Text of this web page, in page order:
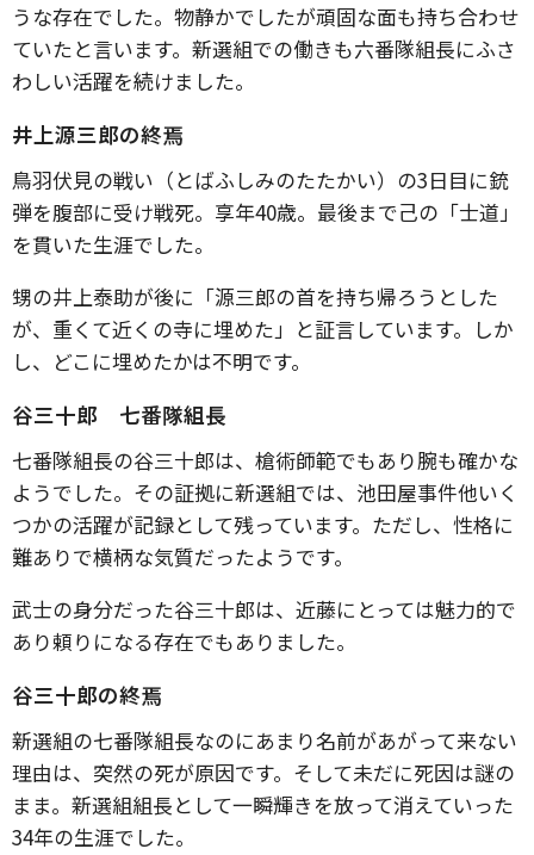
うな存在でした。物静かでしたが頑固な面も持ち合わせ
ていたと言います。新選組での働きも六番隊組長にふさ
わしい活躍を続けました。
井上源三郎の終焉
鳥羽伏見の戦い（とばふしみのたたかい）の3日目に銃
弾を腹部に受け戦死。享年40歳。最後まで己の「士道」
を貫いた生涯でした。
甥の井上泰助が後に「源三郎の首を持ち帰ろうとした
が、重くて近くの寺に埋めた」と証言しています。しか
し、どこに埋めたかは不明です。
谷三十郎 七番隊組長
七番隊組長の谷三十郎は、槍術師範でもあり腕も確かな
ようでした。その証拠に新選組では、池田屋事件他いく
つかの活躍が記録として残っています。ただし、性格に
難ありで横柄な気質だったようです。
武士の身分だった谷三十郎は、近藤にとっては魅力的で
あり頼りになる存在でもありました。
谷三十郎の終焉
新選組の七番隊組長なのにあまり名前があがって来ない
理由は、突然の死が原因です。そして未だに死因は謎の
まま。新選組組長として一瞬輝きを放って消えていった
34年の生涯でした。